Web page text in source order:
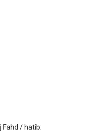
Fahd / hatib: